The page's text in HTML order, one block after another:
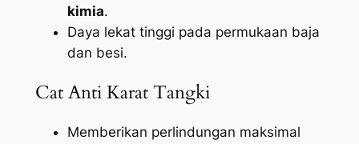
kimia.
Daya lekat tinggi pada permukaan baja
dan besi.
Cat Anti Karat Tangki
Memberikan perlindungan maksimal